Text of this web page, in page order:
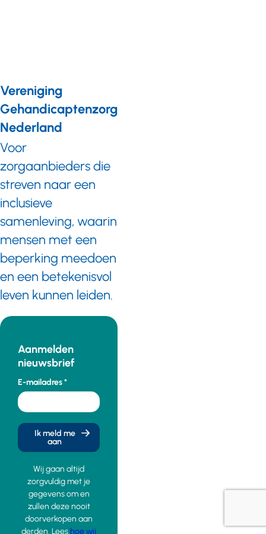
Vereniging
Gehandicaptenzorg
Nederland
Voor
zorgaanbieders die
streven naar een
inclusieve
samenleving, waarin
mensen met een
beperking meedoen
en een betekenisvol
leven kunnen leiden.
Aanmelden
nieuwsbrief
E-mailadres
Ik meld me
aan
Wij gaan altijd
zorgvuldig met je
gegevens om en
zullen deze nooit
doorverkopen aan
derden. Lees hoe wij